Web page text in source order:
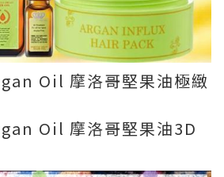
Oil 摩洛哥堅果油極緻
Oil 摩洛哥堅果油3D